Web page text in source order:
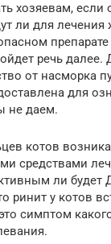
хозяевам, если
ли для
речь далее.
от насморка
для
не даем.
котов
средствами
ли будет
ринит у котов
симптом